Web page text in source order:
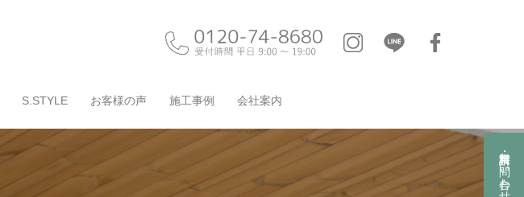
資料請求・お問い合わせ
S.STYLE お客様の声 施工事例 会社案内